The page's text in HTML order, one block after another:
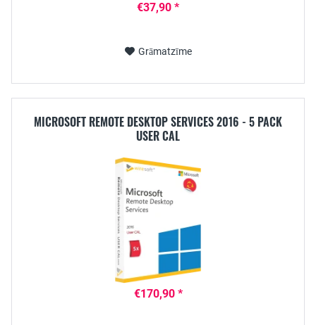
€37,90 *
Grāmatzīme
MICROSOFT REMOTE DESKTOP SERVICES 2016 - 5 PACK
USER CAL
€170,90 *